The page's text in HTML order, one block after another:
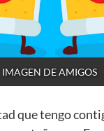
IMAGEN DE AMIGOS
que tengo